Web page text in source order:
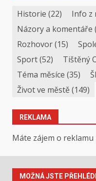
Historie (22) Info z
Názory a komentáře
Rozhovor(15)
Sport(52) Tištěný
Téma měsíce (35)
Život ve městě(149)
REKLAMA
Máte zájem o
MOŽNÁ JSTE